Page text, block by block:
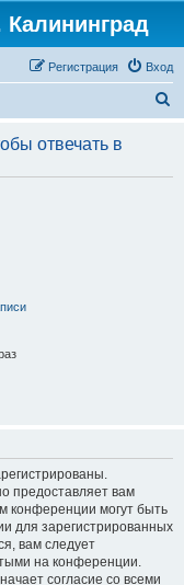
Вход
Регистрация
с
отвечать в
предоставляет вам
конференции могут быть
для зарегистрированных
вам следует
на конференции.
согласие со всеми